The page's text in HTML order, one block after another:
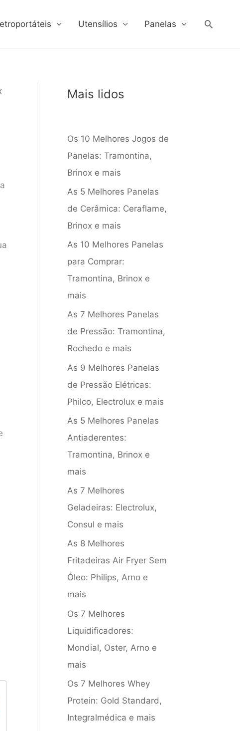
Utensílios Panelas
Mais lidos
Os 10 Melhores Jogos de
Panelas: Tramontina,
Brinox e mais
As 5 Melhores Panelas
de Cerâmica: Ceraflame,
Brinox e mais
As 10 Melhores Panelas
para Comprar:
Tramontina, Brinox e
mais
As 7 Melhores Panelas
de Pressão: Tramontina,
Rochedo e mais
As 9 Melhores Panelas
de Pressão Elétricas:
Philco, Electrolux e mais
As 5 Melhores Panelas
Antiaderentes:
Tramontina, Brinox e
mais
As 7 Melhores
Geladeiras: Electrolux,
Consul e mais
As 8 Melhores
Fritadeiras Air Fryer Sem
Óleo: Philips, Arno e
mais
Os 7 Melhores
Liquidificadores:
Mondial, Oster, Arno e
mais
Os 7 Melhores Whey
Protein: Gold Standard,
Integralmédica e mais